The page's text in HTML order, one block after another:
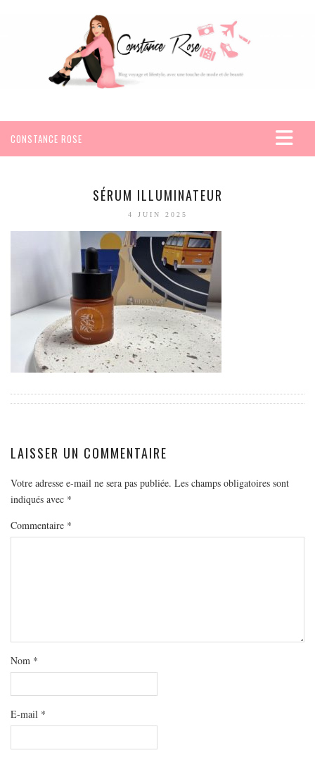
CONSTANCE ROSE
EGYPTE
SEYCHELLES
AMÉRIQUE
MEXIQUE
EUROPE
ESPAGNE
FRANCE
PAYS BAS
RÉPUBLIQUE TCHÈQUE
OCÉANIE
AUSTRALIE
LIFESTYLE
ME CONTACTER
SÉRUM ILLUMINATEUR
4 JUIN 2025
LAISSER UN COMMENTAIRE
Votre adresse e-mail ne sera pas publiée. Les champs obligatoires sont
indiqués avec *
Commentaire *
Nom *
E-mail *